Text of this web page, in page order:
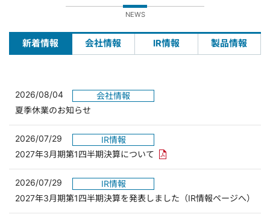
NEWS
新着情報 会社情報 IR情報 製品情報
2026/08/04
会社情報
夏季休業のお知らせ
2026/07/29
IR情報
2027年3月期第1四半期決算について PDFリンクを新しいウィンド
2026/07/29
IR情報
2027年3月期第1四半期決算を発表しました（IR情報ページへ）